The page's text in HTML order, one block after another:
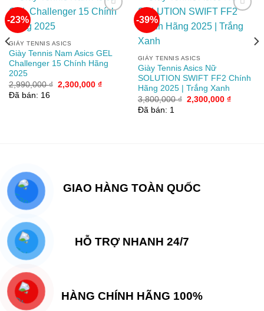
-23%
GIÀY TENNIS ASICS
Giày Tennis Nam Asics GEL
Challenger 15 Chính Hãng
2025
2,990,000₫ Giá
gốc
2,300,000 ₫Giá
2,300,000 ₫.
Đã bán: 16
-39%
GIÀY TENNIS ASICS
Giày Tennis Asics Nữ
SOLUTION SWIFT FF2 Chính
Hãng 2025 | Trắng Xanh
3,800,000₫ Giá
gốc
2,300,000 ₫Giá
Đã bán: 1
GIAO HÀNG TOÀN QUỐC
HỖ TRỢ NHANH 24/7
HÀNG CHÍNH HÃNG 100%